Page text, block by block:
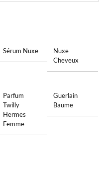
Sérum Nuxe
Nuxe
Cheveux
Parfum
Twilly
Hermes
Femme
Guerlain
Baume